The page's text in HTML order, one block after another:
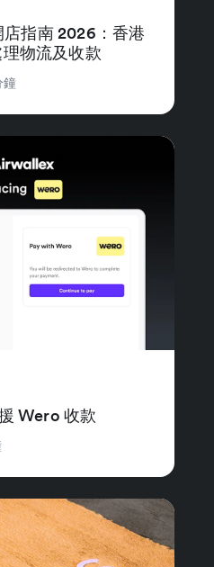
指南 2026：香港
物流及收款
鐘
Wero 收款